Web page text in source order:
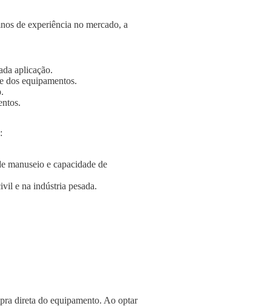
de experiência no mercado, a
aplicação.
dos equipamentos.
manuseio e capacidade de
e na indústria pesada.
direta do equipamento. Ao optar